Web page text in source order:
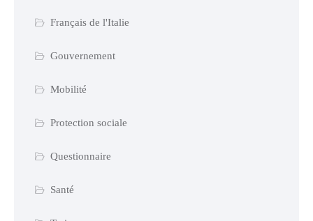
Français de l'Italie
Gouvernement
Mobilité
Protection sociale
Questionnaire
Santé